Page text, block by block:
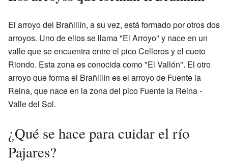
El arroyo del Brañillín, a su vez, está formado por otros dos
arroyos. Uno de ellos se llama "El Arroyo" y nace en un
valle que se encuentra entre el pico Celleros y el cueto
Riondo. Esta zona es conocida como "El Vallón". El otro
arroyo que forma el Brañillín es el arroyo de Fuente la
Reina, que nace en la zona del pico Fuente la Reina -
Valle del Sol.
¿Qué se hace para cuidar el río
Pajares?